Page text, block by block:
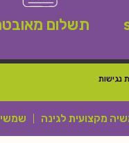
תשלום
נגישות
מקצועית לגינה